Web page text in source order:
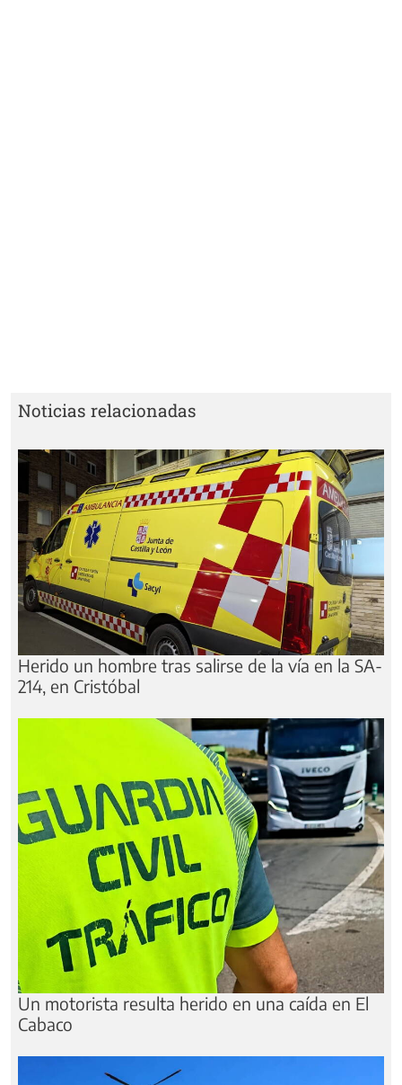
Noticias relacionadas
Herido un hombre tras salirse de la vía en la SA-
214, en Cristóbal
Un motorista resulta herido en una caída en El
Cabaco